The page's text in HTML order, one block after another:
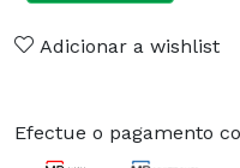
Adicionar a wishlist
Efectue o pagamento